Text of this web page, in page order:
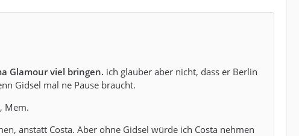
Glamour viel bringen. ich glauber aber nicht, dass er Berlin
Gidsel mal ne Pause braucht.
Mem.
anstatt Costa. Aber ohne Gidsel würde ich Costa nehmen